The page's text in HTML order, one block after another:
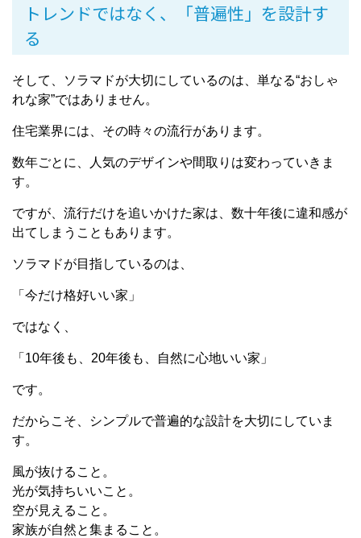
トレンドではなく、「普遍性」を設計す
る
そして、ソラマドが大切にしているのは、単なる“おしゃ
れな家”ではありません。
住宅業界には、その時々の流行があります。
数年ごとに、人気のデザインや間取りは変わっていきま
す。
ですが、流行だけを追いかけた家は、数十年後に違和感が
出てしまうこともあります。
ソラマドが目指しているのは、
「今だけ格好いい家」
ではなく、
「10年後も、20年後も、自然に心地いい家」
です。
だからこそ、シンプルで普遍的な設計を大切にしていま
す。
風が抜けること。
光が気持ちいいこと。
空が見えること。
家族が自然と集まること。